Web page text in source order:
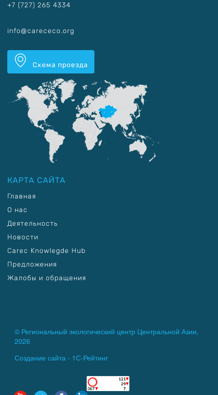
+7 (727) 265 4334
info@carececo.org
Схема проезда
КАРТА САЙТА
Главная
О нас
Деятельность
Новости
Carec Knowlegde Hub
Предложения
Жалобы и обращения
© Региональный экологический центр Центральной Азии,
2026
Создание сайта - 1С-Рейтинг